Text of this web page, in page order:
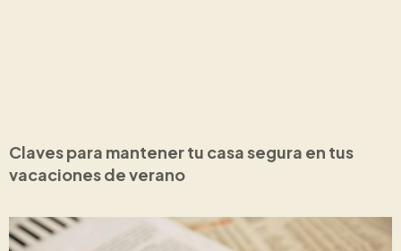
Claves para mantener tu casa segura en tus
vacaciones de verano